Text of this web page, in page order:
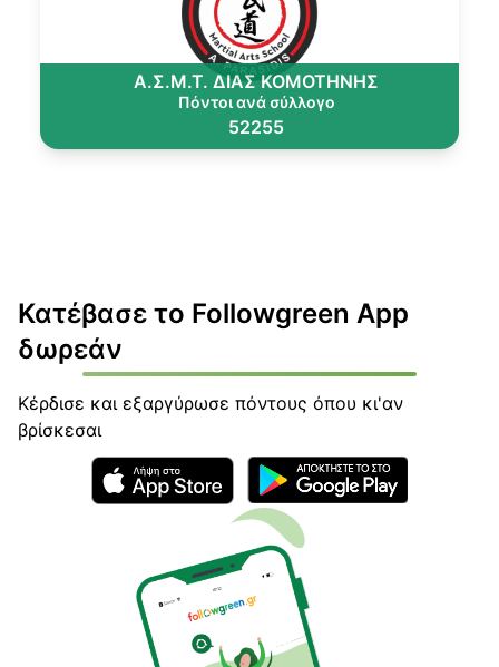
Α.Σ.Μ.Τ. ΔΙΑΣ ΚΟΜΟΤΗΝΗΣ
Πόντοι ανά σύλλογο
52255
Κατέβασε το Followgreen App
δωρεάν
Κέρδισε και εξαργύρωσε πόντους όπου κι'αν
βρίσκεσαι